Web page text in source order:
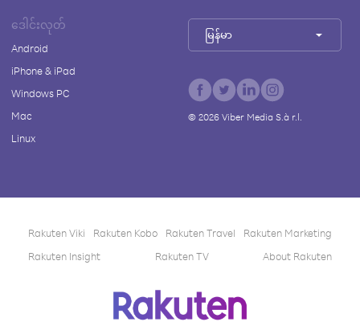
ဒေါင်းလုတ်
Android
iPhone & iPad
Windows PC
Mac
Linux
မြန်မာ
© 2026Viber Media S.à r.l.
Rakuten Viki Rakuten Kobo Rakuten Travel
Rakuten Marketing
Rakuten Insight
Rakuten TV About Rakuten